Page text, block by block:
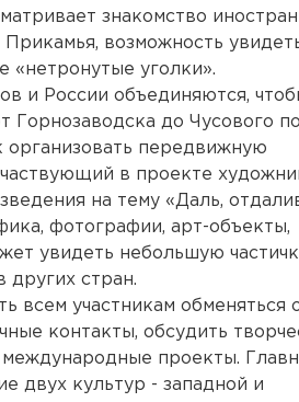
знакомство
возможность
«нетронутые уголки».
и России объединяются,
Горнозаводска до Чусового
организовать передвижную
в проекте
на тему «Даль,
фотографии, арт-объекты,
увидеть небольшую
других стран.
всем участникам обменяться
контакты, обсудить
проекты.
двух культур - западной и